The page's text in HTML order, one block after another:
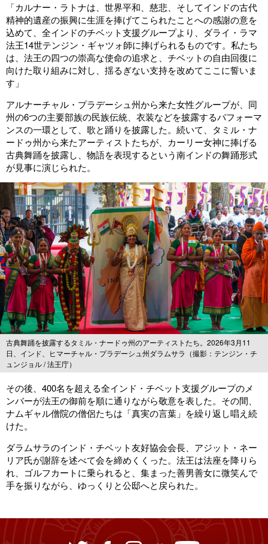
「カルナー・ラトナは、世界平和、慈悲、そしてインドの古代
精神的遺産の振興に生涯を捧げてこられたことへの感謝の意を
込めて、全インドのチベット支援グループより、ダライ・ラマ
法王14世テンジン・ギャツォ師に捧げられるものです。私たち
は、法王の四つの崇高な使命の追求と、チベットの自由回復に
向けた取り組みに対し、揺るぎない支持を改めてここに誓いま
す」
アルナーチャル・プラデーシュ州から来た女性グループが、同
州の6つの主要部族の民族伝統、衣装などを披露するパフォーマ
ンスの一環として、歌と踊りを披露した。続いて、タミル・ナ
ードゥ州から来たアーティストたちが、カーリー女神に捧げる
古典舞踊を披露し、物語を表現するという南インドの舞踊形式
が見事に演じられた。
古典舞踊を披露するタミル・ナードゥ州のアーティストたち。2026年3月11
日、インド、ヒマーチャル・プラデーシュ州ダラムサラ（撮影：テンジン・チ
ュンジョル / 法王庁）
その後、400名を超える全インド・チベット支援グループのメ
ンバーが法王の御前を順に通りながら敬意を表した。その間、
ナムギャル僧院の僧侶たちは「真実の言葉」を繰り返し唱え続
けた。
ダラムサラのインド・チベット友好協会会長、アジット・ネー
リア氏が謝辞を述べて会を締めくくった。法王は法座を降りら
れ、ゴルフカートに乗られると、集まった善男善女に微笑んで
手を振りながら、ゆっくりと公邸へと戻られた。